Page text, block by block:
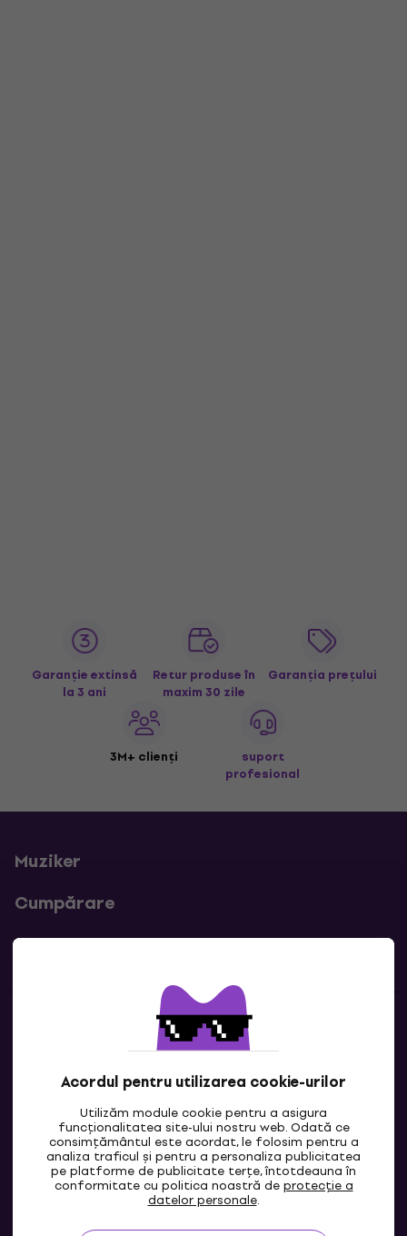
Acordul pentru utilizarea cookie-urilor
Utilizăm module cookie pentru a asigura
funcționalitatea site-ului nostru web. Odată ce
consimțământul este acordat, le folosim pentru a
analiza traficul și pentru a personaliza publicitatea
pe platforme de publicitate terțe, întotdeauna în
conformitate cu politica noastră deprotecție a
datelor personale.
Garanție extinsă
la 3 ani
Retur produse în
maxim 30 zile
Garanția prețului
3M+ clienți
suport
profesional
Muziker
Cumpărare
Linkuri utile
Contacte
Contactează-ne